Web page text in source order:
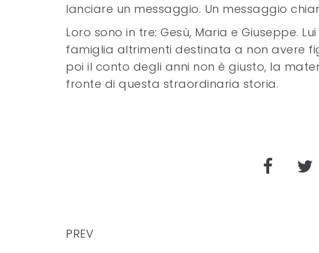
lanciare un messaggio. Un messaggio
Loro sono in tre: Gesù, Maria e Giuseppe.
famiglia altrimenti destinata a non avere
poi il conto degli anni non è giusto, la
fronte di questa straordinaria storia.
PREV